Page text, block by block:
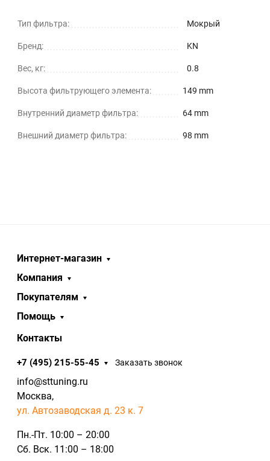
Тип фильтра: Мокрый
Бренд: KN
Вес, кг: 0.8
Высота фильтрующего элемента: 149 mm
Внутренний диаметр фильтра: 64 mm
Внешний диаметр фильтра: 98 mm
Интернет-магазин
Компания
Покупателям
Помощь
Контакты
+7 (495) 215-55-45 Заказать звонок
info@sttuning.ru
Москва,
ул. Автозаводская д. 23 к. 7
Пн.-Пт. 10:00 – 20:00
Сб. Вск. 11:00 – 18:00